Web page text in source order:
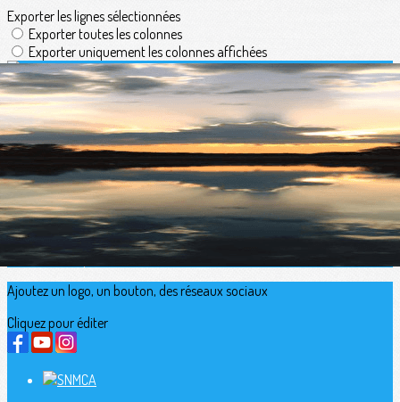
Exporter les lignes sélectionnées
Exporter toutes les colonnes
Exporter uniquement les colonnes affichées
Menu
<
>
Présentation
L'équipe
Partenaires
Historique du SNMCA
Appréciation
Galerie photo
Ajoutez un logo, un bouton, des réseaux sociaux
Cliquez pour éditer